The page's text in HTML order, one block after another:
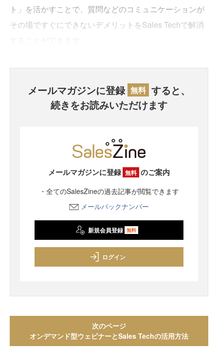
ト」を活かすことで、質問などのコミュニケーションが
その場ですぐにできないデメリットをSales Techで解消
メールマガジンに登録 無料 すると、
続きをお読みいただけます
メールマガジンに登録 無料 のご案内
・全てのSalesZineの過去記事が閲覧できます
メールバックナンバー
新規会員登録 無料
ログイン
次のページ
オンデマンド型ウェビナーとSales Techの活用方法